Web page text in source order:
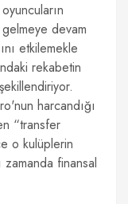
devam
etkilemekle
rekabetin
harcandığı
“transfer
o kulüplerin
finansal